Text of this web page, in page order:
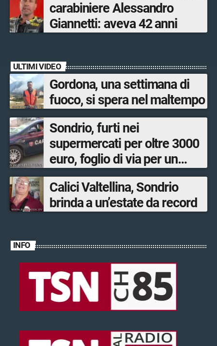
carabiniere Alessandro
Giannetti: aveva 42 anni
ULTIMI VIDEO
Gordona, una settimana di
fuoco, si spera nel maltempo
Sondrio, furti nei
supermercati per oltre 3000
euro, foglio di via per un
ventinovenne
Calici Valtellina, Sondrio
brinda a un’estate da record
INFO